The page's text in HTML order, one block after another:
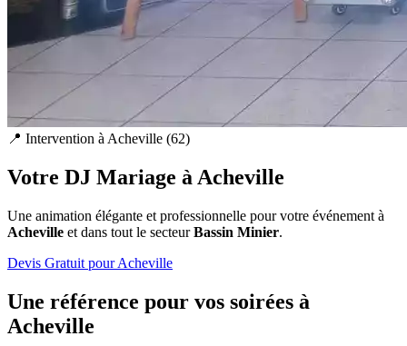
📍 Intervention à Acheville (62)
Votre DJ Mariage àAcheville
Une animation élégante et professionnelle pour votre événement à
Acheville et dans tout le secteurBassin Minier.
Devis Gratuit pourAcheville
Une référence pour vos soirées à
Acheville